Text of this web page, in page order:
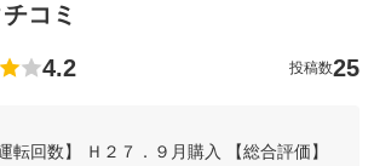
コミ
4.2 投稿数25
転回数】 Ｈ２７．９月購入 【総合評価】